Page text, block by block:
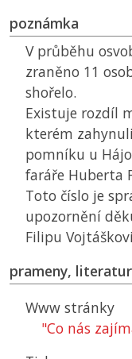
poznámka
V průběhu
zraněno 11
shořelo.
Existuje rozdíl
kterém
pomníku u
faráře Huberta
Toto číslo je
upozornění
Filipu
prameny,
Www stránky
"Co nás